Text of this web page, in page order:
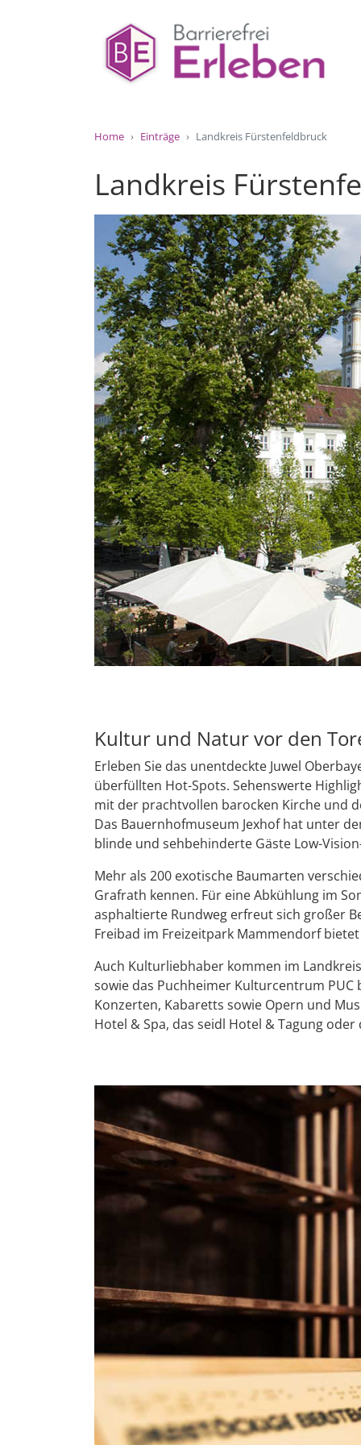
Home Einträge Landkreis Fürstenfeldbruck
Landkreis
Kultur und Natur vor den
Erleben Sie das unentdeckte Juwel
überfüllten Hot-Spots. Sehenswerte
mit der prachtvollen barocken Kirche und
Das Bauernhofmuseum Jexhof hat unter
blinde und sehbehinderte Gäste Low-
Mehr als 200 exotische Baumarten
Grafrath kennen. Für eine Abkühlung im
asphaltierte Rundweg erfreut sich großer
Freibad im Freizeitpark Mammendorf
Auch Kulturliebhaber kommen im
sowie das Puchheimer Kulturcentrum PUC
Konzerten, Kabaretts sowie Opern und
Hotel & Spa, das seidl Hotel & Tagung oder